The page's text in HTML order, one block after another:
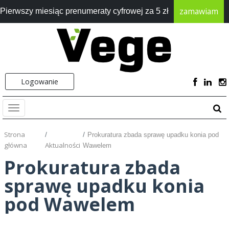
Pierwszy miesiąc prenumeraty cyfrowej za 5 zł zamawiam
Logowanie
Strona
główna
Aktualności
Prokuratura zbada sprawę upadku konia pod
Wawelem
Prokuratura zbada
sprawę upadku konia
pod Wawelem